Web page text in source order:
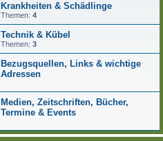
Krankheiten & Schädlinge
Themen: 4
Technik & Kübel
Themen: 3
Bezugsquellen, Links & wichtige
Adressen
Medien, Zeitschriften, Bücher,
Termine & Events